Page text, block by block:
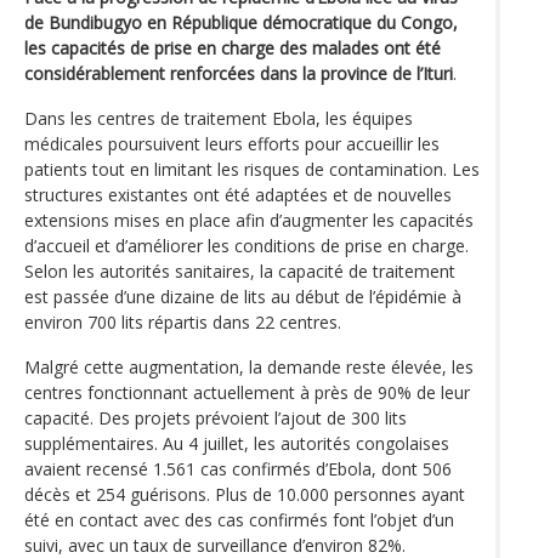
de Bundibugyo en République démocratique du Congo,
les capacités de prise en charge des malades ont été
considérablement renforcées dans la province de l’Ituri.
Dans les centres de traitement Ebola, les équipes
médicales poursuivent leurs efforts pour accueillir les
patients tout en limitant les risques de contamination. Les
structures existantes ont été adaptées et de nouvelles
extensions mises en place afin d’augmenter les capacités
d’accueil et d’améliorer les conditions de prise en charge.
Selon les autorités sanitaires, la capacité de traitement
est passée d’une dizaine de lits au début de l’épidémie à
environ 700 lits répartis dans 22 centres.
Malgré cette augmentation, la demande reste élevée, les
centres fonctionnant actuellement à près de 90% de leur
capacité. Des projets prévoient l’ajout de 300 lits
supplémentaires. Au 4 juillet, les autorités congolaises
avaient recensé 1.561 cas confirmés d’Ebola, dont 506
décès et 254 guérisons. Plus de 10.000 personnes ayant
été en contact avec des cas confirmés font l’objet d’un
suivi, avec un taux de surveillance d’environ 82%.